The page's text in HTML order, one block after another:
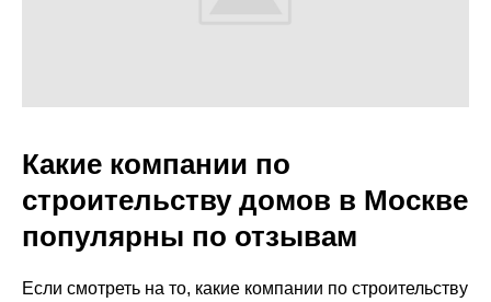
Какие компании по
строительству домов в Москве
популярны по отзывам
Если смотреть на то, какие компании по строительству